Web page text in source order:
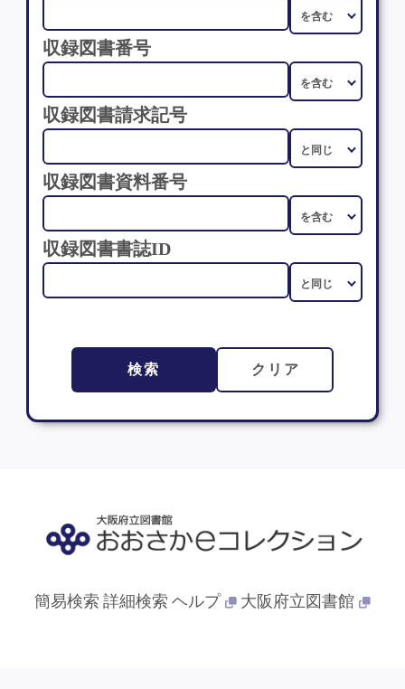
収録図書番号
収録図書請求記号
収録図書資料番号
収録図書書誌ID
検索 クリア
簡易検索 詳細検索 ヘルプ 大阪府立図書館